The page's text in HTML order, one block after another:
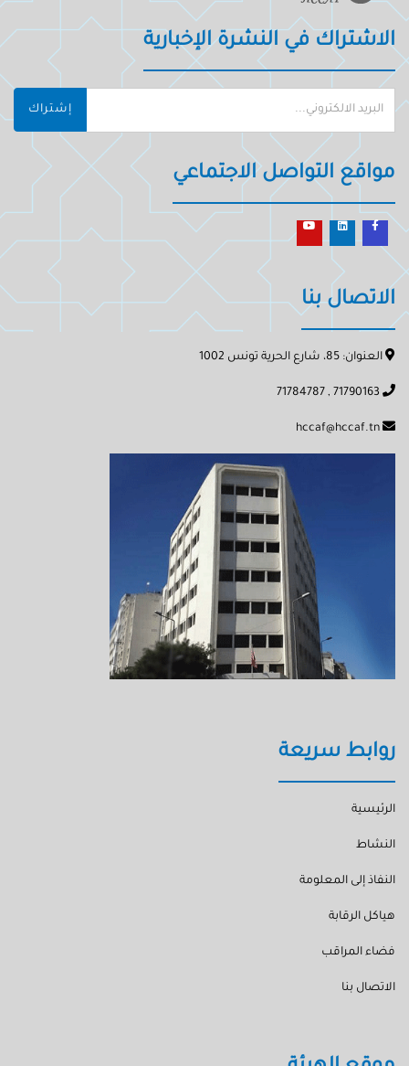
الاشتراك في النشرة الإخبارية
إشتراك
مواقع التواصل الاجتماعي
الاتصال بنا
العنوان: 85، شارع الحرية تونس 1002
روابط سريعة
الرئيسية
النشاط
النفاذ إلى المعلومة
هياكل الرقابة
فضاء المراقب
الاتصال بنا